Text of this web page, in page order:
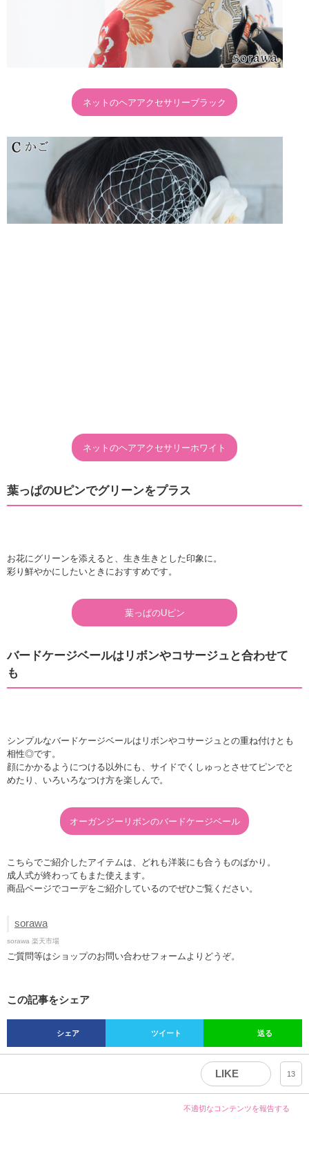
ネットのヘアアクセサリーブラック
ネットのヘアアクセサリーホワイト
葉っぱのUピンでグリーンをプラス
お花にグリーンを添えると、生き生きとした印象に。
彩り鮮やかにしたいときにおすすめです。
葉っぱのUピン
バードケージベールはリボンやコサージュと合わせて
も
シンプルなバードケージベールはリボンやコサージュとの重ね付けとも
相性◎です。
顔にかかるようにつける以外にも、サイドでくしゅっとさせてピンでと
めたり、いろいろなつけ方を楽しんで。
オーガンジーリボンのバードケージベール